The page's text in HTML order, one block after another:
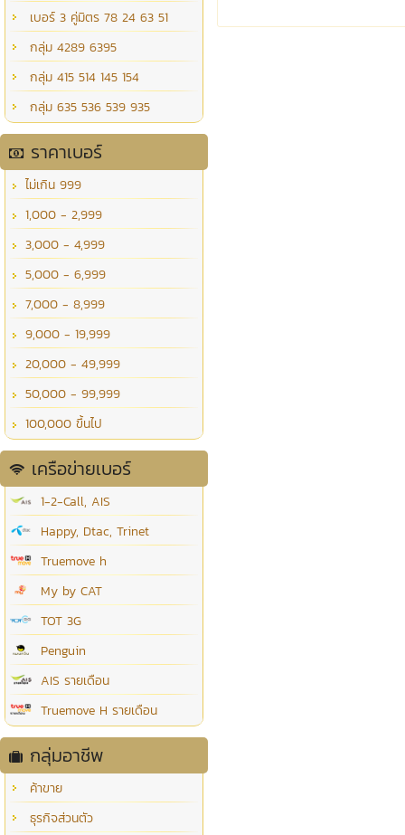
เบอร์ 3 คู่มิตร 78 24 63 51
กลุ่ม 4289 6395
กลุ่ม 415 514 145 154
กลุ่ม 635 536 539 935
ราคาเบอร์
ไม่เกิน 999
1,000 - 2,999
3,000 - 4,999
5,000 - 6,999
7,000 - 8,999
9,000 - 19,999
20,000 - 49,999
50,000 - 99,999
100,000 ขึ้นไป
เครือข่ายเบอร์
1-2-Call, AIS
Happy, Dtac, Trinet
Truemove h
My by CAT
TOT 3G
Penguin
AIS รายเดือน
Truemove H รายเดือน
กลุ่มอาชีพ
ค้าขาย
ธุรกิจส่วนตัว